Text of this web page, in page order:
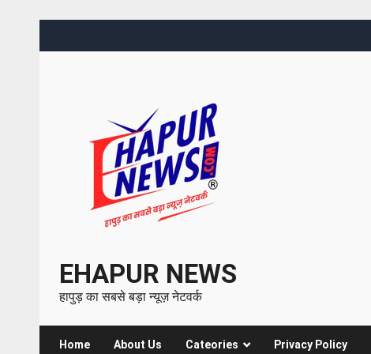
EHAPUR NEWS
हापुड़ का सबसे बड़ा न्यूज़ नेटवर्क
Home About Us Cateories Privacy Policy